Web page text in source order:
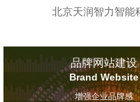
北京天润智力智能
品牌网站建设
Brand Website
增强企业品牌感